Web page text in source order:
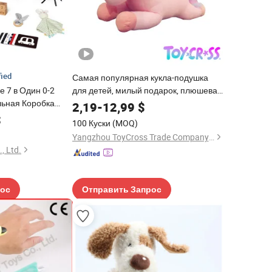
7 в Один 0-2
Коробка
Ltd.
Самая популярная кукла-подушка
для детей, милый подарок, плюшевая
игрушка единорог
2,19-12,99 $
100 Куски (MOQ)
Yangzhou ToyCross Trade Company Ltd
Отправить Запрос